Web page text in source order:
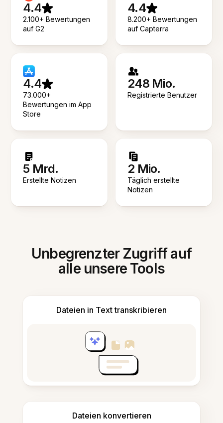
4.4
2.100+ Bewertungen
auf G2
4.4
8.200+ Bewertungen
auf Capterra
4.4
73.000+
Bewertungen im App
Store
248 Mio.
Registrierte Benutzer
5 Mrd.
Erstellte Notizen
2 Mio.
Täglich erstellte
Notizen
Unbegrenzter Zugriff auf
alle unsere Tools
Dateien in Text transkribieren
Dateien konvertieren